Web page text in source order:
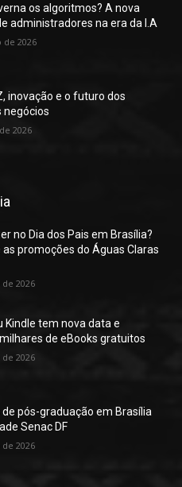
os algoritmos? A nova
administradores na era da I.A
de 2026
inovação e o futuro dos
negócios
2026
no Dia dos Pais em Brasília?
promoções do Águas Claras
2026
Kindle tem nova data e
de eBooks gratuitos
2026
de pós-graduação em Brasília
Senac DF
2026